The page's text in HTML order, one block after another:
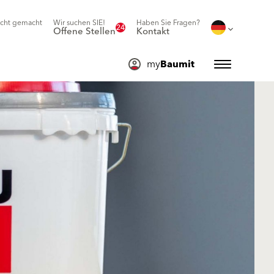
gemacht Wir suchen SIE!
Offene Stellen24 Haben Sie Fragen?
Kontakt
myBaumit